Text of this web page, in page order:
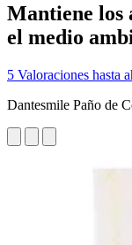
Mantiene los
el medio
5 Valoraciones hasta
Dantesmile Paño de